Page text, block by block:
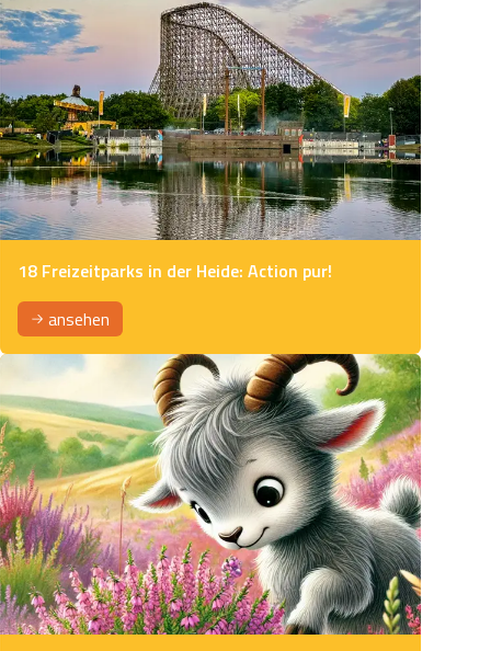
18 Freizeitparks in der Heide: Action pur!
ansehen